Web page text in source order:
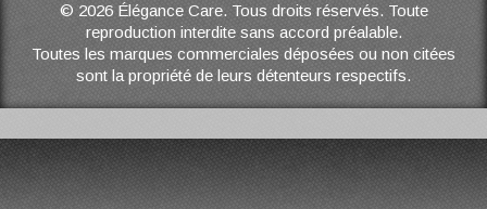
© 2026 Élégance Care. Tous droits réservés. Toute
reproduction interdite sans accord préalable.
Toutes les marques commerciales déposées ou non citées
sont la propriété de leurs détenteurs respectifs.